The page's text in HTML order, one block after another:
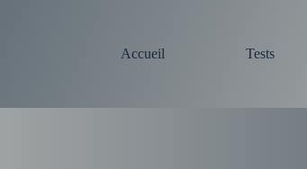
Accueil
Tests